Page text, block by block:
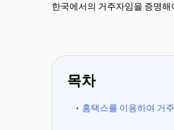
한국에서의 거주자임을 증명
목차
홈택스를 이용하여 거